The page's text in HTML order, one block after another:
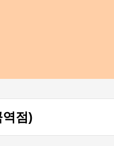
점)